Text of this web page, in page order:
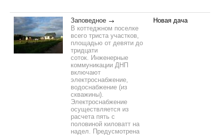
Заповедное
В коттеджном поселке
всего триста участков,
площадью от девяти до
тридцати
соток. Инженерные
коммуникации ДНП
включают
электроснабжение,
водоснабжение (из
скважины).
Электроснабжение
осуществляется из
расчета пять с
половиной киловатт на
надел. Предусмотрена
Новая дача